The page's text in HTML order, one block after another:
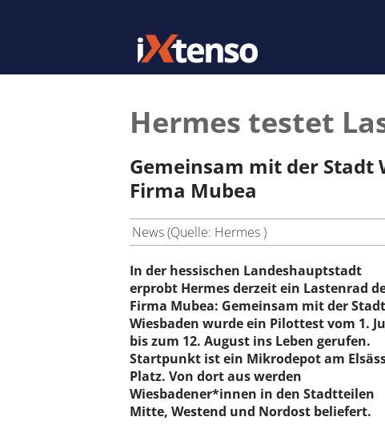
Hermes testet
Gemeinsam mit der Stadt
Firma Mubea
News (Quelle: Hermes )
In der hessischen Landeshauptstadt
erprobt Hermes derzeit ein Lastenrad
Firma Mubea: Gemeinsam mit der Stadt
Wiesbaden wurde ein Pilottest vom 1.
bis zum 12. August ins Leben gerufen.
Startpunkt ist ein Mikrodepot am
Platz. Von dort aus werden
Wiesbadener*innen in den Stadtteilen
Mitte, Westend und Nordost beliefert.